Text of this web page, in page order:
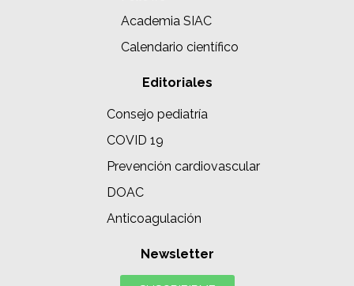
Academia SIAC
Calendario científico
Editoriales
Consejo pediatría
COVID 19
Prevención cardiovascular
DOAC
Anticoagulación
Newsletter